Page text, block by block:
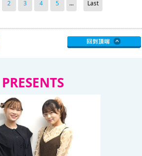
2 3 4 5 ... Last
PRESENTS